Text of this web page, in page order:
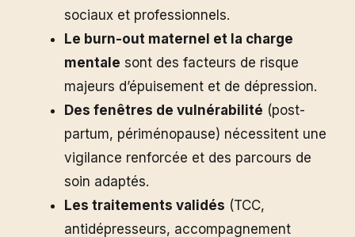
sociaux et professionnels.
Le burn-out maternel et la charge
mentale sont des facteurs de risque
majeurs d’épuisement et de dépression.
Des fenêtres de vulnérabilité (post-
partum, périménopause) nécessitent une
vigilance renforcée et des parcours de
soin adaptés.
Les traitements validés (TCC,
antidépresseurs, accompagnement